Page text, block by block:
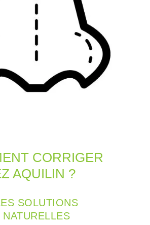
CORRIGER
AQUILIN ?
SOLUTIONS
NATURELLES